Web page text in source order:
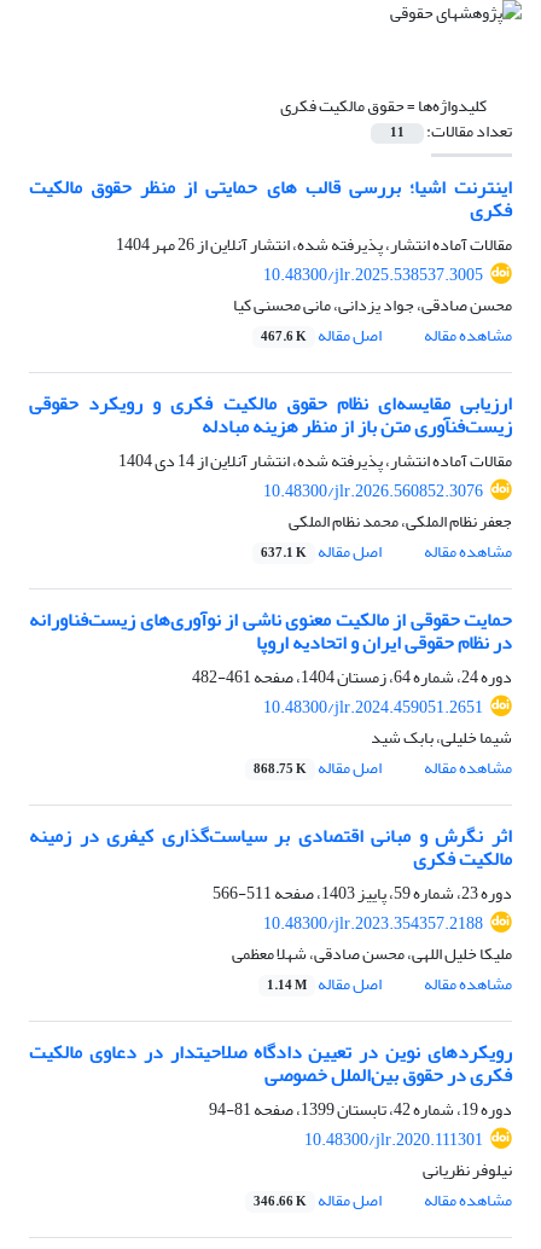
کلیدواژه‌ها =حقوق مالکیت فکری
تعداد مقالات: 11
اینترنت اشیا؛ بررسی قالب های حمایتی از منظر حقوق مالکیت
فکری
مقالات آماده انتشار، پذیرفته شده، انتشار آنلاین از26 مهر 1404
10.48300/jlr.2025.538537.3005
محسن صادقی، جواد یزدانی، مانی محسنی کیا
مشاهده مقاله
اصل مقاله 467.6 K
ارزیابی مقایسه‌ای نظام حقوق مالکیت فکری و رویکرد حقوقی
زیست‌فنآوری متن باز از منظر هزینه مبادله
مقالات آماده انتشار، پذیرفته شده، انتشار آنلاین از14 دی 1404
10.48300/jlr.2026.560852.3076
جعفر نظام الملکی، محمد نظام الملکی
مشاهده مقاله
اصل مقاله 637.1 K
حمایت حقوقی از مالکیت معنوی ناشی از نوآوری‌های زیست‌فناورانه
در نظام حقوقی ایران و اتحادیه اروپا
دوره 24، شماره 64، زمستان 1404، صفحه
461-482
10.48300/jlr.2024.459051.2651
شیما خلیلی، بابک شید
مشاهده مقاله
اصل مقاله 868.75 K
اثر نگرش و مبانی اقتصادی بر سیاست‌گذاری کیفری در زمینه
مالکیت فکری
دوره 23، شماره 59، پاییز 1403، صفحه
511-566
10.48300/jlr.2023.354357.2188
ملیکا خلیل ‌اللهی، محسن صادقی، شهلا معظمی
مشاهده مقاله
اصل مقاله 1.14 M
رویکردهای نوین در تعیین دادگاه صلاحیتدار در دعاوی مالکیت
فکری در حقوق بین‌الملل خصوصی ‬‬‬
دوره 19، شماره 42، تابستان 1399، صفحه
81-94
10.48300/jlr.2020.111301
نیلوفر نظریانی
مشاهده مقاله
اصل مقاله 346.66 K